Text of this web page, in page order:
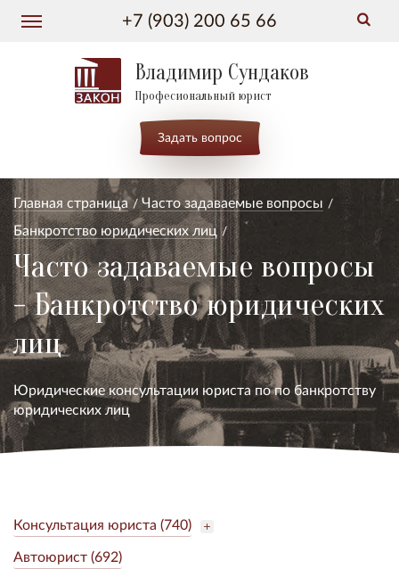
+7 (903) 200 65 66
Владимир Сундаков
Професиональный юрист
Задать вопрос
Главная страница
Часто задаваемые вопросы
Банкротство юридических лиц
Часто задаваемые вопросы
- Банкротство юридических
лиц
Юридические консультации юриста по по банкротству
юридических лиц
Консультация юриста (740)
Автоюрист (692)